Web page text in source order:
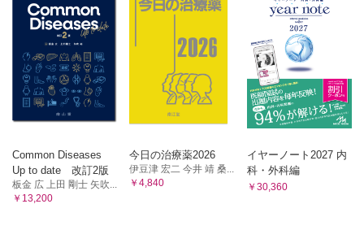
Common Diseases
Up to date 改訂2版
板金 広 上田 剛士 矢吹...
￥13,200
今日の治療薬2026
伊豆津 宏二 今井 靖 桑...
￥4,840
イヤーノート2027 内
科・外科編
￥30,360